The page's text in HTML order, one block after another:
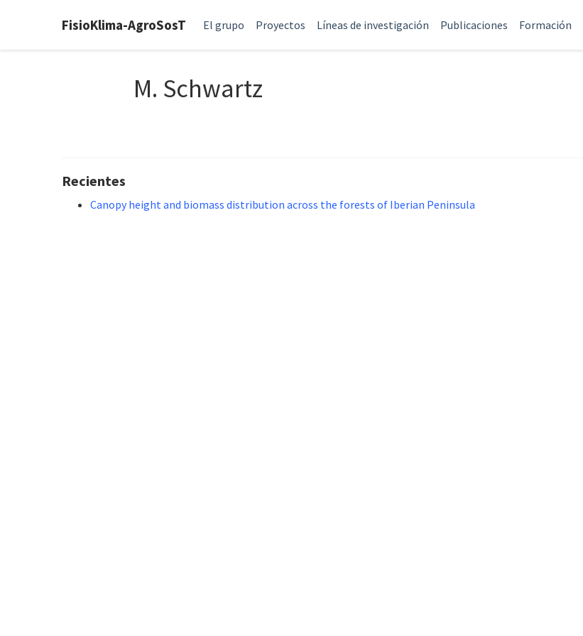
FisioKlima-AgroSosT El grupo Proyectos Líneas de investigación Publicaciones Formación
M. Schwartz
Recientes
Canopy height and biomass distribution across the forests of Iberian Peninsula